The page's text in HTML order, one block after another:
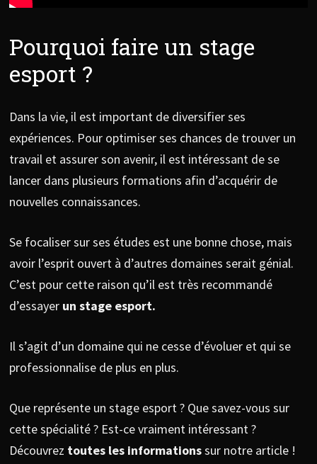
Pourquoi faire un stage
esport ?
Dans la vie, il est important de diversifier ses
expériences. Pour optimiser ses chances de trouver un
travail et assurer son avenir, il est intéressant de se
lancer dans plusieurs formations afin d’acquérir de
nouvelles connaissances.
Se focaliser sur ses études est une bonne chose, mais
avoir l’esprit ouvert à d’autres domaines serait génial.
C’est pour cette raison qu’il est très recommandé
d’essayer un stage esport.
Il s’agit d’un domaine qui ne cesse d’évoluer et qui se
professionnalise de plus en plus.
Que représente un stage esport ? Que savez-vous sur
cette spécialité ? Est-ce vraiment intéressant ?
Découvrez toutes les informationssur notre article !